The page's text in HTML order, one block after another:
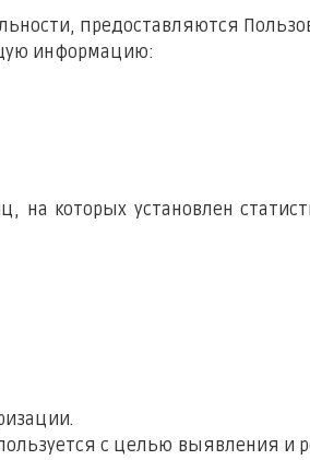
предоставляются
информацию:
которых установлен
с целью выявления и